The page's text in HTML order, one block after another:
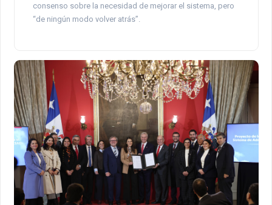
consenso sobre la necesidad de mejorar el sistema, pero
“de ningún modo volver atrás”.